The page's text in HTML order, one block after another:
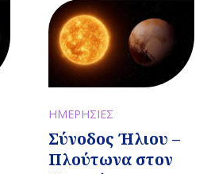
ΗΜΕΡΗΣΙΕΣ
Σύνοδος Ήλιου –
Πλούτωνα στον